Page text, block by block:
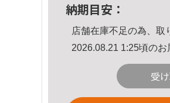
納期目安：
店舗在庫不足の為、取
2026.08.21 1:25頃のお
受